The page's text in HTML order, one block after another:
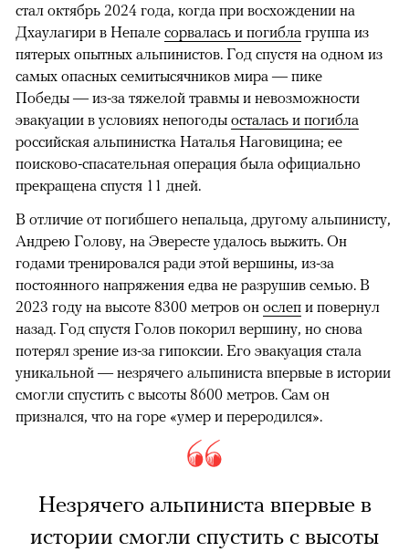
стал октябрь 2024 года, когда при восхождении на
Дхаулагири в Непале сорвалась и погибла группа из
пятерых опытных альпинистов. Год спустя на одном из
самых опасных семитысячников мира — пике
Победы — из-за тяжелой травмы и невозможности
эвакуации в условиях непогоды осталась и погибла
российская альпинистка Наталья Наговицина; ее
поисково-спасательная операция была официально
прекращена спустя 11 дней.
В отличие от погибшего непальца, другому альпинисту,
Андрею Голову, на Эвересте удалось выжить. Он
годами тренировался ради этой вершины, из-за
постоянного напряжения едва не разрушив семью. В
2023 году на высоте 8300 метров он ослеп и повернул
назад. Год спустя Голов покорил вершину, но снова
потерял зрение из-за гипоксии. Его эвакуация стала
уникальной — незрячего альпиниста впервые в истории
смогли спустить с высоты 8600 метров. Сам он
признался, что на горе «умер и переродился».
Незрячего альпиниста впервые в
истории смогли спустить с высоты